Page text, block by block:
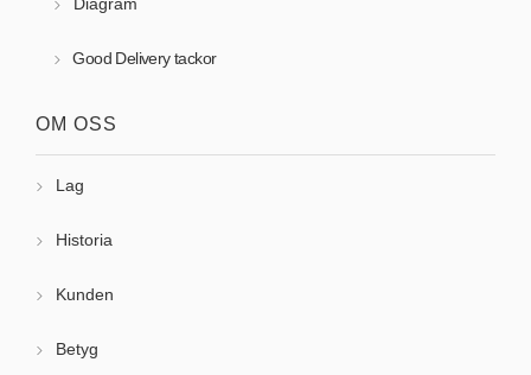
Good Delivery tackor
OM OSS
Lag
Historia
Kunden
Betyg